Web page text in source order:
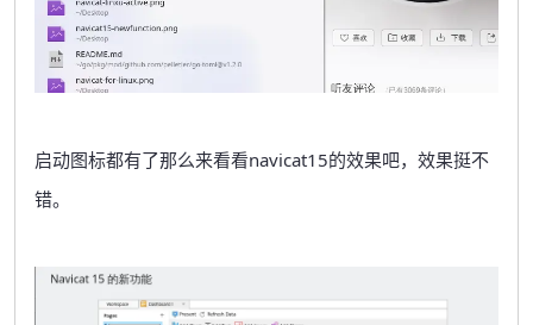
启动图标都有了那么来看看navicat15的效果吧，效果挺不
错。